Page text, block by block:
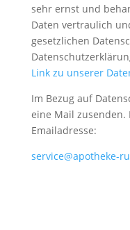
sehr ernst und
Daten vertraulich
gesetzlichen
Link zu unserer
Im Bezug auf
eine Mail zusenden.
Emailadresse:
service@apotheke-